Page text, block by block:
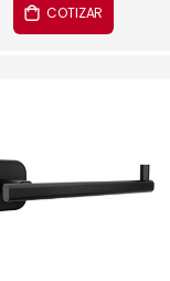
COTIZAR